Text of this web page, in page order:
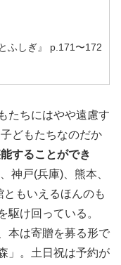
ふしぎ』 p.171〜172
たちにはやや遠慮す
どもたちなのだか
することができ
神戸(兵庫)、熊本、
もいえるほんのも
駆け回っている。
本は寄贈を募る形で
」。土日祝は予約が